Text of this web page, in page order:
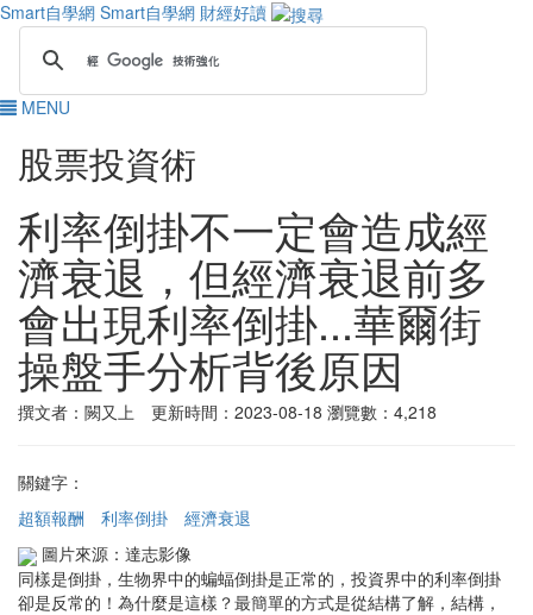
Smart自學網 Smart自學網 財經好讀
MENU
股票投資術
利率倒掛不一定會造成經
濟衰退，但經濟衰退前多
會出現利率倒掛...華爾街
操盤手分析背後原因
撰文者：闕又上 更新時間：2023-08-18 瀏覽數：4,218
關鍵字：
超額報酬
利率倒掛
經濟衰退
圖片來源：達志影像
同樣是倒掛，生物界中的蝙蝠倒掛是正常的，投資界中的利率倒掛
卻是反常的！為什麼是這樣？最簡單的方式是從結構了解，結構，